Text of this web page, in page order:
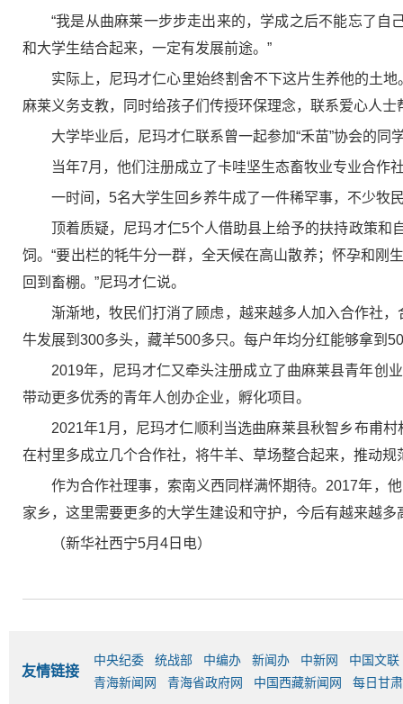
“我是从曲麻莱一步步走出来的，学成之后不能忘了自
和大学生结合起来，一定有发展前途。”
实际上，尼玛才仁心里始终割舍不下这片生养他的土
麻莱义务支教，同时给孩子们传授环保理念，联系爱心人
大学毕业后，尼玛才仁联系曾一起参加“禾苗”协会的
当年7月，他们注册成立了卡哇坚生态畜牧业专业合作
一时间，5名大学生回乡养牛成了一件稀罕事，不少牧
顶着质疑，尼玛才仁5个人借助县上给予的扶持政策
饲。“要出栏的牦牛分一群，全天候在高山散养；怀孕和
回到畜棚。”尼玛才仁说。
渐渐地，牧民们打消了顾虑，越来越多人加入合作社
牛发展到300多头，藏羊500多只。每户年均分红能够拿到
2019年，尼玛才仁又牵头注册成立了曲麻莱县青年创
带动更多优秀的青年人创办企业，孵化项目。
2021年1月，尼玛才仁顺利当选曲麻莱县秋智乡布甫
在村里多成立几个合作社，将牛羊、草场整合起来，推动
作为合作社理事，索南义西同样满怀期待。2017年，
家乡，这里需要更多的大学生建设和守护，今后有越来越
（新华社西宁5月4日电）
友情链接
中央纪委 统战部 中编办 新闻办 中新网
中国文联
青海新闻网
青海省政府网 中国西藏新闻网 每日甘